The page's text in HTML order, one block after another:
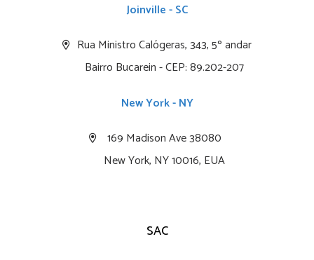
Joinville - SC
Rua Ministro Calógeras, 343, 5º andar
Bairro Bucarein - CEP: 89.202-207
New York - NY
169 Madison Ave 38080
New York, NY 10016, EUA
SAC